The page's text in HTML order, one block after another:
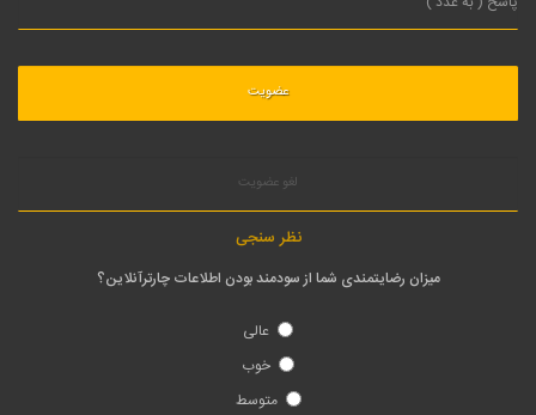
لغو عضویت
نظر سنجی
میزان رضایتمندی شما از سودمند بودن اطلاعات چارترآنلاین؟
عالی
خوب
متوسط